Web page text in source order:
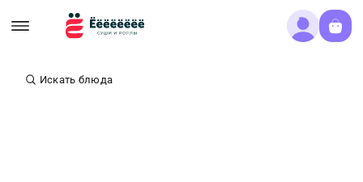
Искать блюда